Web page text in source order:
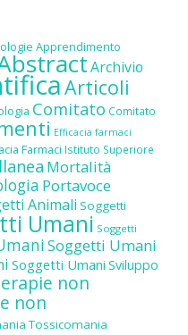
Apprendimento
Archivio
Articoli
Comitato Comitato
Efficacia farmaci
Farmaci Istituto Superiore
Mortalità
Portavoce
Animali Soggetti
Umani Soggetti
Soggetti Umani
Soggetti Umani Sviluppo
non
non
Tossicomania